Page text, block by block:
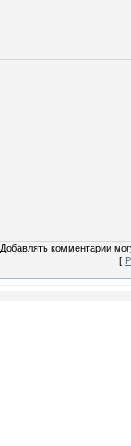
Добавлять комментарии
[